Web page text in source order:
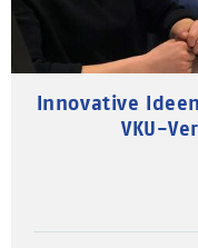
Innovative
VKU-